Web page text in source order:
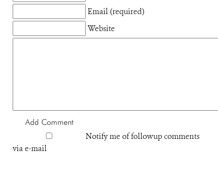
Email (required)
Website
Notify me of followup comments
via e-mail